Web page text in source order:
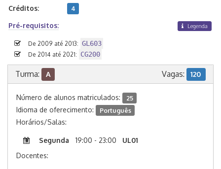
Créditos: 4
Pré-requisitos: Legenda
De 2009 até 2013: GL603
De 2014 até 2021: CG200
Turma: A Vagas: 120
Número de alunos matriculados: 25
Idioma de oferecimento: Português
Horários/Salas:
Segunda 19:00 - 23:00
UL01
Docentes: